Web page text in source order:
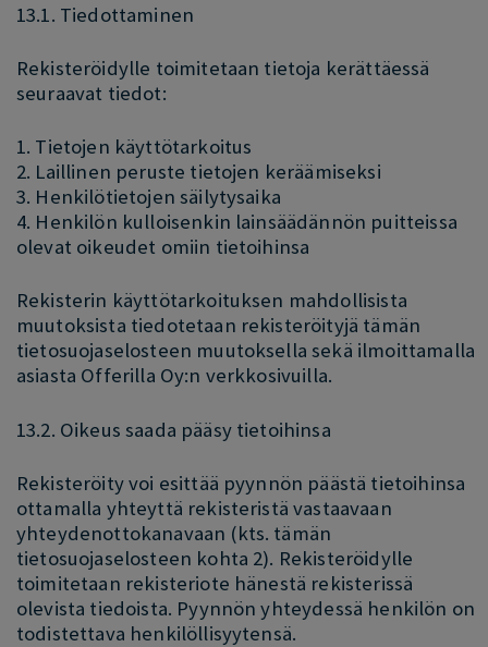
13.1. Tiedottaminen
Rekisteröidylle toimitetaan tietoja kerättäessä
seuraavat tiedot:
1. Tietojen käyttötarkoitus
2. Laillinen peruste tietojen keräämiseksi
3. Henkilötietojen säilytysaika
4. Henkilön kulloisenkin lainsäädännön puitteissa
olevat oikeudet omiin tietoihinsa
Rekisterin käyttötarkoituksen mahdollisista
muutoksista tiedotetaan rekisteröityjä tämän
tietosuojaselosteen muutoksella sekä ilmoittamalla
asiasta Offerilla Oy:n verkkosivuilla.
13.2. Oikeus saada pääsy tietoihinsa
Rekisteröity voi esittää pyynnön päästä tietoihinsa
ottamalla yhteyttä rekisteristä vastaavaan
yhteydenottokanavaan (kts. tämän
tietosuojaselosteen kohta 2). Rekisteröidylle
toimitetaan rekisteriote hänestä rekisterissä
olevista tiedoista. Pyynnön yhteydessä henkilön on
todistettava henkilöllisyytensä.